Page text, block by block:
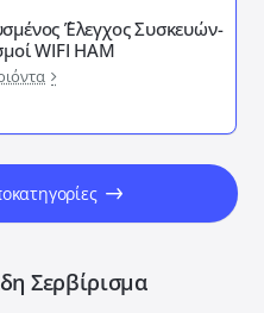
΄Έλεγχος Συσκευών-
WIFI HAM
Σερβίρισμα